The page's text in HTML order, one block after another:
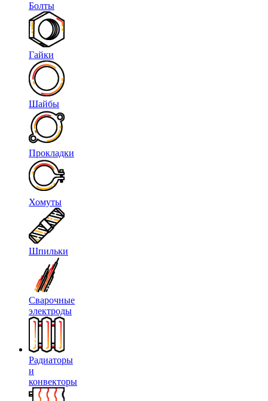
Болты
Гайки
Шайбы
Прокладки
Хомуты
Шпильки
Сварочные
электроды
Радиаторы
и
конвекторы